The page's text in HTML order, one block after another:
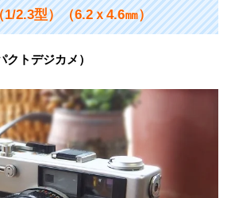
1/2.3型）（6.2ｘ4.6㎜）
クトデジカメ）